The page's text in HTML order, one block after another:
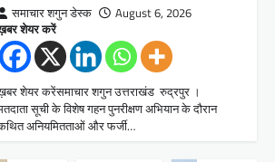
समाचार शगुन डेस्क August 6, 2026
शेयर करें
शेयर करेंसमाचार शगुन उत्तराखंड रुद्रपुर ।
सूची के विशेष गहन पुनरीक्षण अभियान के दौरान
अनियमितताओं और फर्जी…